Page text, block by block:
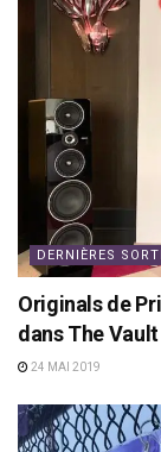
DERNIÈRES
Originals de
dans The Vault
24 MAI 2019